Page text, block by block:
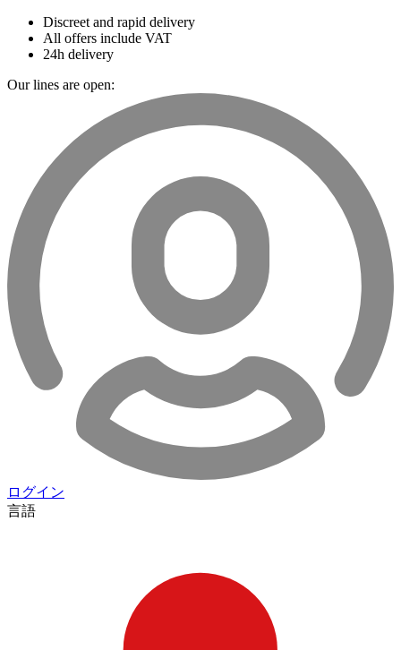
Discreet and rapid delivery
All offers include VAT
24h delivery
Our lines are open:
ログイン
言語